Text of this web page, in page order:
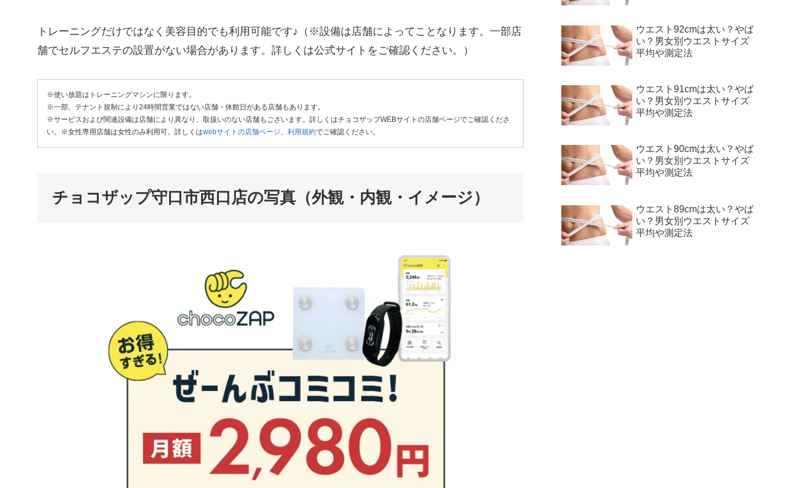
トレーニングだけではなく美容目的でも利用可能です♪（※設備は店舗によってことなります。一部店
舗でセルフエステの設置がない場合があります。詳しくは公式サイトをご確認ください。）
※使い放題はトレーニングマシンに限ります。
※一部、テナント規制により24時間営業ではない店舗・休館日がある店舗もあります。
※サービスおよび関連設備は店舗により異なり、取扱いのない店舗もございます。詳しくはチョコザップWEBサイトの店舗ページでご確認くださ
い。※女性専用店舗は女性のみ利用可。詳しくはwebサイトの店舗ページ 利用規約でご確認ください。
チョコザップ守口市西口店の写真（外観・内観・イメージ）
ウエスト92cmは太い？やば
い？男女別ウエストサイズ
平均や測定法
ウエスト91cmは太い？やば
い？男女別ウエストサイズ
平均や測定法
ウエスト90cmは太い？やば
い？男女別ウエストサイズ
平均や測定法
ウエスト89cmは太い？やば
い？男女別ウエストサイズ
平均や測定法